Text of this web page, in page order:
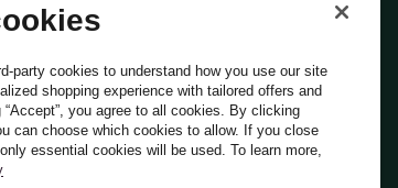
Italiano
party cookies to understand how you use our site
shopping experience with tailored offers and
you agree to all cookies. By clicking
can choose which cookies to allow. If you close
essential cookies will be used. To learn more,